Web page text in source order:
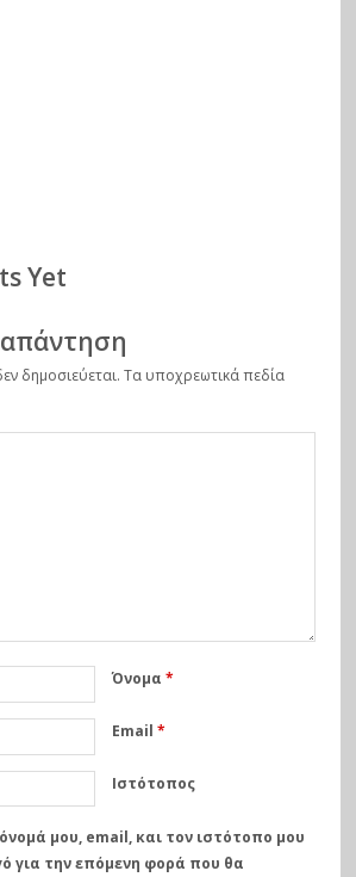
Yet
δημοσιεύεται. Τα υποχρεωτικά πεδία
Όνομα *
Email *
Ιστότοπος
μου, email, και τον ιστότοπο μου
για την επόμενη φορά που θα